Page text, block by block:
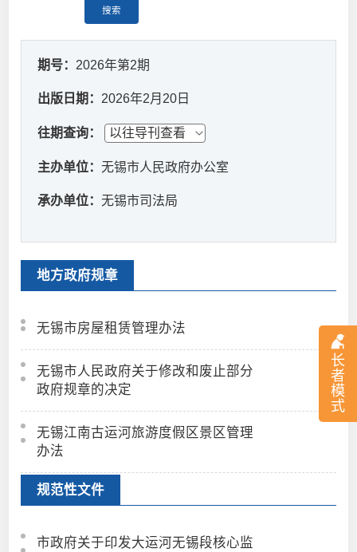
长
者
模
式
搜索
期号： 2026年第2期
出版日期： 2026年2月20日
往期查询：
主办单位：无锡市人民政府办公室
承办单位：无锡市司法局
地方政府规章
无锡市房屋租赁管理办法
无锡市人民政府关于修改和废止部分
政府规章的决定
无锡江南古运河旅游度假区景区管理
办法
规范性文件
市政府关于印发大运河无锡段核心监